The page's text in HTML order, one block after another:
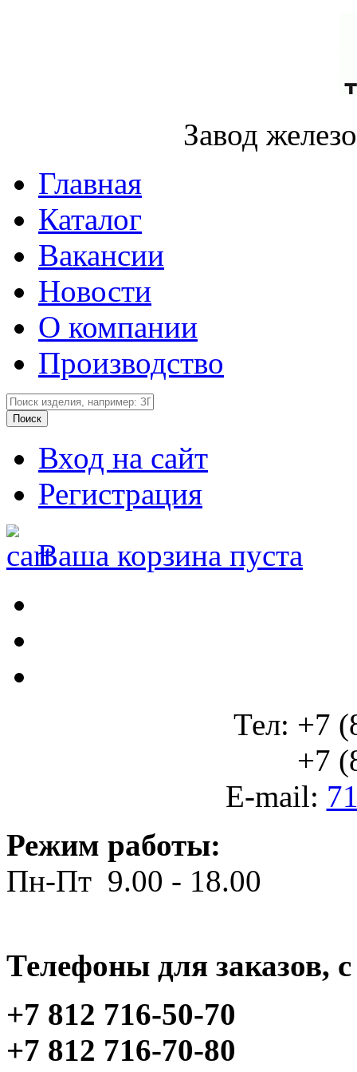
Завод
Главная
Каталог
Вакансии
Новости
О компании
Производство
Вход на сайт
Регистрация
Ваша корзина пуста
Тел: +7
+7
E-mail:
Режим работы:
Пн-Пт 9.00 - 18.00
Телефоны для заказов,
+7 812 716-50-70
+7 812 716-70-80